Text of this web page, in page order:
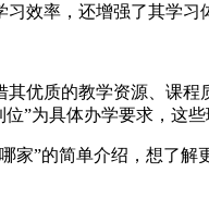
效率，还增强了其学习
质的教学资源、课程
”为具体办学要求，这
家”的简单介绍，想了解